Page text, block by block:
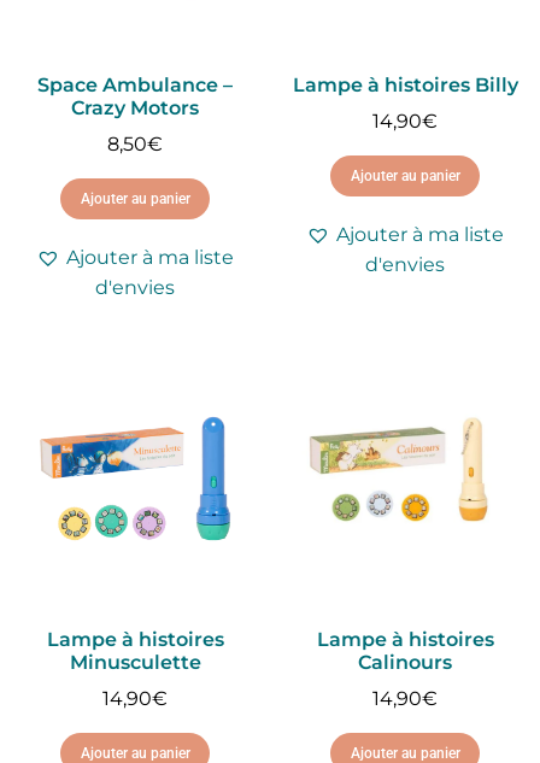
Space Ambulance –
Crazy Motors
8,50€
Ajouter au panier
Ajouter à ma liste
d'envies
Lampe à histoires Billy
14,90€
Ajouter au panier
Ajouter à ma liste
d'envies
Lampe à histoires
Minusculette
14,90€
Ajouter au panier
Lampe à histoires
Calinours
14,90€
Ajouter au panier